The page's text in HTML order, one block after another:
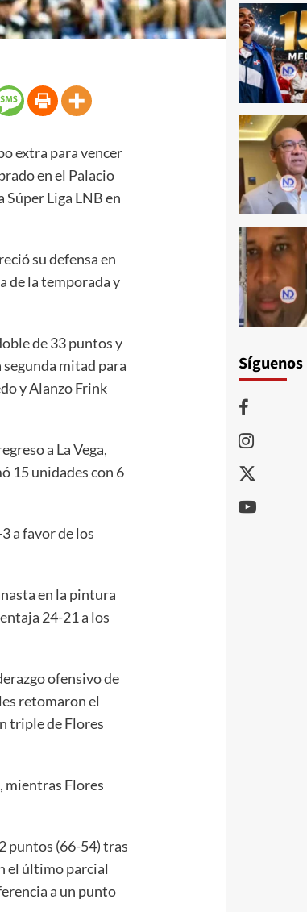
extra para vencer
en el Palacio
Liga LNB en
su defensa en
de la temporada y
de 33 puntos y
mitad para
y Alanzo Frink
a La Vega,
15 unidades con 6
a favor de los
en la pintura
24-21 a los
ofensivo de
retomaron el
triple de Flores
mientras Flores
puntos (66-54) tras
el último parcial
a un punto
Síguenos